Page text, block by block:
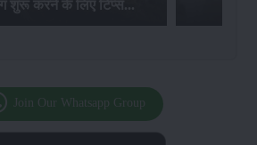
और उनके फायदे...
Join Our Whatsapp Group